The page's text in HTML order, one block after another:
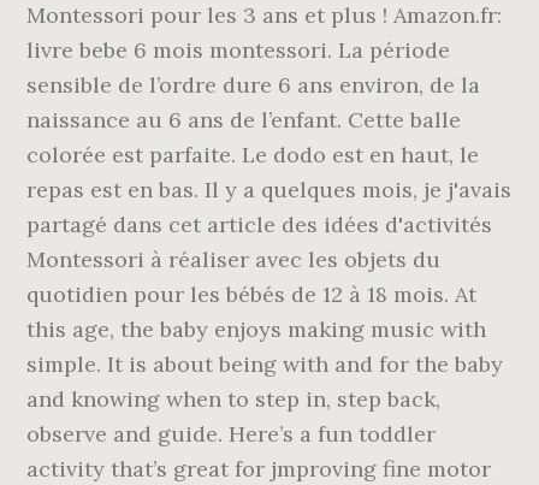
Montessori pour les 3 ans et plus ! Amazon.fr:
livre bebe 6 mois montessori. La période
sensible de l’ordre dure 6 ans environ, de la
naissance au 6 ans de l’enfant. Cette balle
colorée est parfaite. Le dodo est en haut, le
repas est en bas. Il y a quelques mois, je j'avais
partagé dans cet article des idées d'activités
Montessori à réaliser avec les objets du
quotidien pour les bébés de 12 à 18 mois. At
this age, the baby enjoys making music with
simple. It is about being with and for the baby
and knowing when to step in, step back,
observe and guide. Here’s a fun toddler
activity that’s great for jmproving fine motor